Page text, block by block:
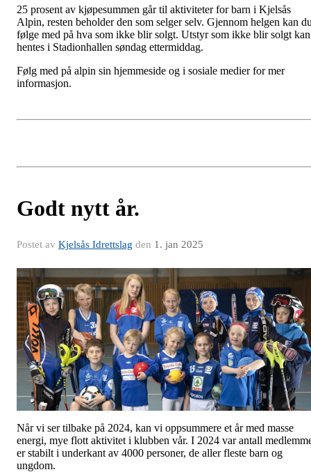
25 prosent av kjøpesummen går til aktiviteter for barn i Kjelsås
Alpin, resten beholder den som selger selv. Gjennom helgen kan
følge med på hva som ikke blir solgt. Utstyr som ikke blir solgt kan
hentes i Stadionhallen søndag ettermiddag.
Følg med på alpin sin hjemmeside og i sosiale medier for mer
informasjon.
Godt nytt år.
Postet av Kjelsås Idrettslag den 1. jan 2025
Når vi ser tilbake på 2024, kan vi oppsummere et år med masse
energi, mye flott aktivitet i klubben vår. I 2024 var antall
er stabilt i underkant av 4000 personer, de aller fleste barn og
ungdom.